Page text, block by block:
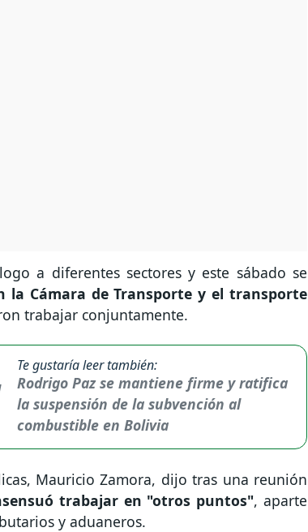
a diferentes sectores y este sábado se
la Cámara de Transporte y el transporte
trabajar conjuntamente.
Te gustaría leer también:
Rodrigo Paz se mantiene firme y ratifica
la suspensión de la subvención al
combustible en Bolivia
Mauricio Zamora, dijo tras una reunión
trabajar en "otros puntos", aparte
y aduaneros.